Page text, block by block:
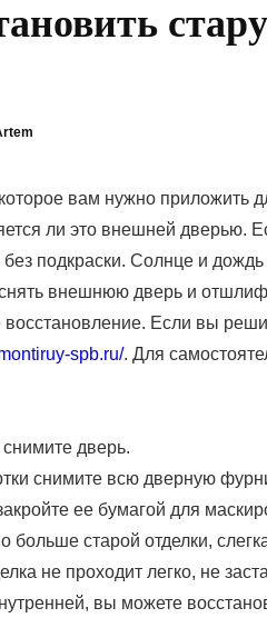
вам нужно приложить
ли это внешней
подкраски. Солнце и
внешнюю дверь и
восстановление. Если вы
spb.ru/. Для
дверь.
снимите всю дверную
ее бумагой для
больше старой отделки,
не проходит легко, не
вы можете